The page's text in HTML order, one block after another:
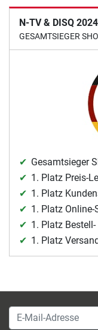
N-TV & DISQ 2024
GESAMTSIEGER
Gesamtsieger
1. Platz Preis-
1. Platz
1. Platz Online-
1. Platz
1. Platz
E-Mail-Adresse